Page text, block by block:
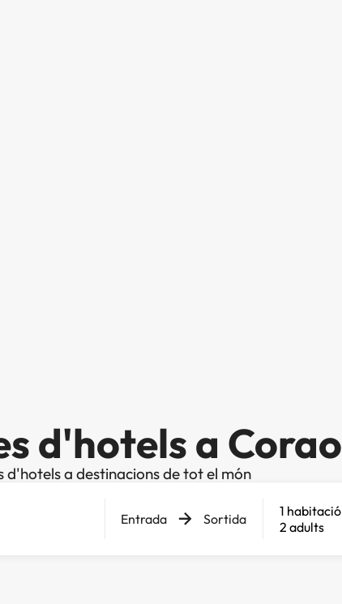
d'hotels a Corao
d'hotels a destinacions de tot el món
Entrada Sortida
1 habitació
2 adults